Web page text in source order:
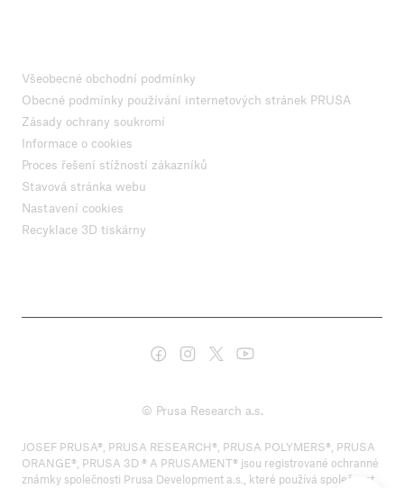
Všeobecné obchodní podmínky
Obecné podmínky používání internetových stránek PRUSA
Zásady ochrany soukromí
Informace o cookies
Proces řešení stížností zákazníků
Stavová stránka webu
Nastavení cookies
Recyklace 3D tiskárny
© Prusa Research a.s.
JOSEF PRUSA®, PRUSA RESEARCH®, PRUSA POLYMERS®, PRUSA
ORANGE®, PRUSA 3D ® A PRUSAMENT® jsou registrované ochranné
známky společnosti Prusa Development a.s., které používá společnost